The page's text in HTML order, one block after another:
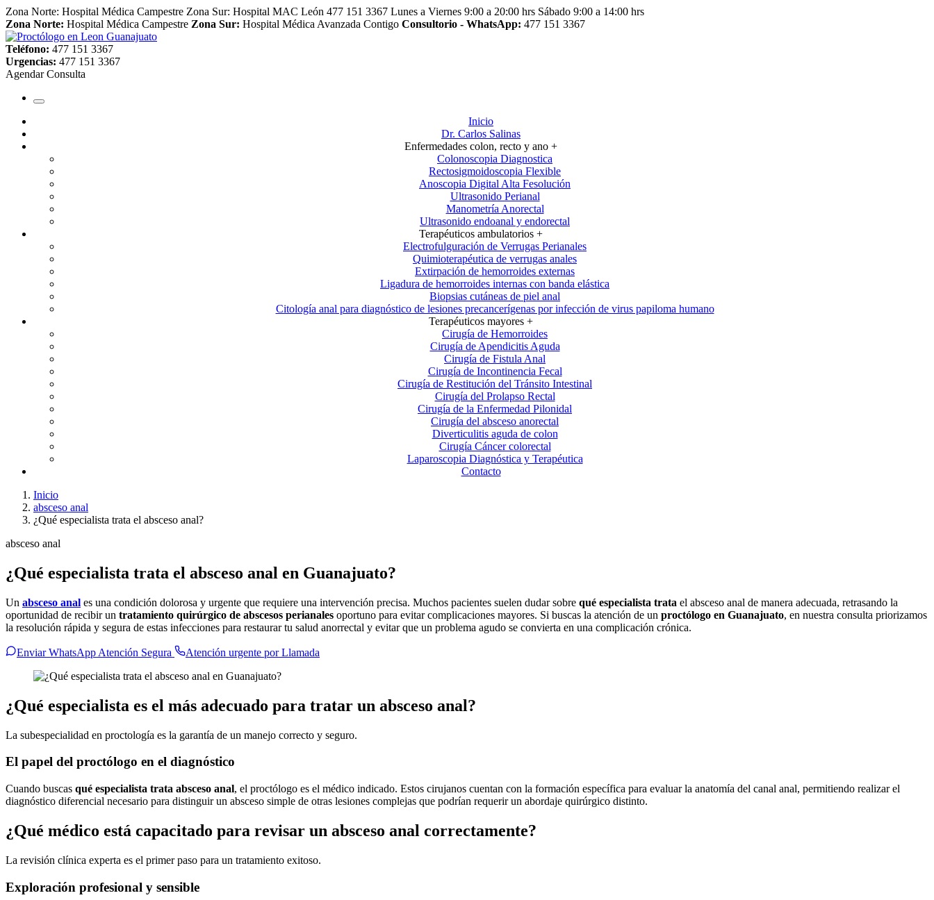
Zona Norte: Hospital Médica Campestre Zona Sur: Hospital MAC León 477 151 3367 Lunes a Viernes 9:00 a 20:00 hrs Sábado 9:00 a 14:00 hrs
Zona Norte: Hospital Médica Campestre Zona Sur: Hospital Médica Avanzada Contigo Consultorio - WhatsApp: 477 151 3367
Teléfono: 477 151 3367
Urgencias: 477 151 3367
Agendar Consulta
Inicio
Dr. Carlos Salinas
Enfermedades colon, recto y ano +
Colonoscopia Diagnostica
Rectosigmoidoscopia Flexible
Anoscopia Digital Alta Fesolución
Ultrasonido Perianal
Manometría Anorectal
Ultrasonido endoanal y endorectal
Terapéuticos ambulatorios +
Electrofulguración de Verrugas Perianales
Quimioterapéutica de verrugas anales
Extirpación de hemorroides externas
Ligadura de hemorroides internas con banda elástica
Biopsias cutáneas de piel anal
Citología anal para diagnóstico de lesiones precancerígenas por infección de virus papiloma humano
Terapéuticos mayores +
Cirugía de Hemorroides
Cirugía de Apendicitis Aguda
Cirugía de Fistula Anal
Cirugía de Incontinencia Fecal
Cirugía de Restitución del Tránsito Intestinal
Cirugía del Prolapso Rectal
Cirugía de la Enfermedad Pilonidal
Cirugía del absceso anorectal
Diverticulitis aguda de colon
Cirugía Cáncer colorectal
Laparoscopia Diagnóstica y Terapéutica
Contacto
Inicio
absceso anal
¿Qué especialista trata el absceso anal?
absceso anal
¿Qué especialista trata el absceso anal en Guanajuato?
Un absceso anal es una condición dolorosa y urgente que requiere una intervención precisa. Muchos pacientes suelen dudar sobre qué especialista trata el absceso anal de manera adecuada, retrasando la
oportunidad de recibir un tratamiento quirúrgico de abscesos perianales oportuno para evitar complicaciones mayores. Si buscas la atención de un proctólogo en Guanajuato, en nuestra consulta priorizamos
la resolución rápida y segura de estas infecciones para restaurar tu salud anorrectal y evitar que un problema agudo se convierta en una complicación crónica.
Enviar WhatsApp Atención Segura Atención urgente por Llamada
¿Qué especialista es el más adecuado para tratar un absceso anal?
La subespecialidad en proctología es la garantía de un manejo correcto y seguro.
El papel del proctólogo en el diagnóstico
Cuando buscas qué especialista trata absceso anal, el proctólogo es el médico indicado. Estos cirujanos cuentan con la formación específica para evaluar la anatomía del canal anal, permitiendo realizar el
diagnóstico diferencial necesario para distinguir un absceso simple de otras lesiones complejas que podrían requerir un abordaje quirúrgico distinto.
¿Qué médico está capacitado para revisar un absceso anal correctamente?
La revisión clínica experta es el primer paso para un tratamiento exitoso.
Exploración profesional y sensible